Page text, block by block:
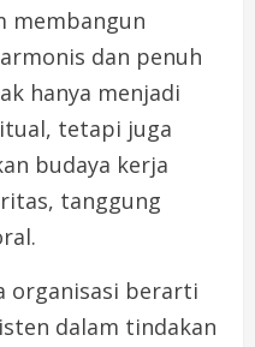
membangun
dan penuh
hanya menjadi
tetapi juga
budaya kerja
tanggung
organisasi berarti
dalam tindakan